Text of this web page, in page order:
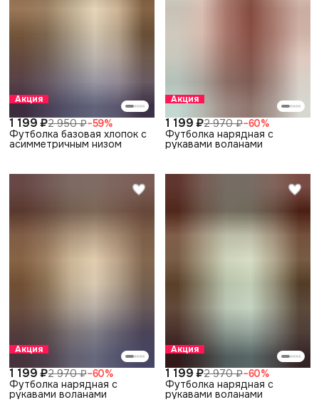
Акция
1 199 ₽2 950 ₽−59%
Футболка базовая хлопок с
асимметричным низом
Акция
1 199 ₽2 970 ₽−60%
Футболка нарядная с
рукавами воланами
Акция
1 199 ₽2 970 ₽−60%
Футболка нарядная с
рукавами воланами
Акция
1 199 ₽2 970 ₽−60%
Футболка нарядная с
рукавами воланами